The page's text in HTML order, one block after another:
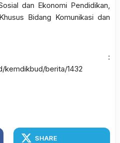
dan Ekonomi Pendidikan,
Bidang Komunikasi dan
:
kemdikbud/berita/1432
SHARE